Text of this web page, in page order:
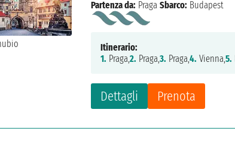
Dettagli Prenota
Partenza da: Praga Sbarco: Budapest
Itinerario:
1. Praga,2. Praga,3. Praga,4. Vienna,5.